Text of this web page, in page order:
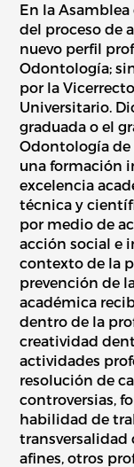
En la
del proceso de
nuevo perfil
Odontología;
por la
Universitario.
graduada o el
Odontología de
una formación
excelencia
técnica y
por medio de
acción social e
contexto de la
prevención de
académica
dentro de la
creatividad
actividades
resolución de
controversias,
habilidad de
transversalidad
afines, otros